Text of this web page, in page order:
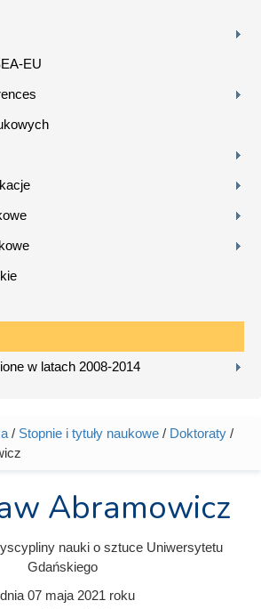
EU
w latach 2008-2014
/ Stopnie i tytuły naukowe / Doktoraty /
Abramowicz
nauki o sztuce Uniwersytetu
Gdańskiego
07 maja 2021 roku